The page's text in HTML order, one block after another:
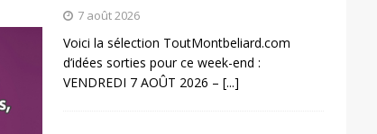
7 août 2026
Voici la sélection ToutMontbeliard.com
d’idées sorties pour ce week-end :
VENDREDI 7 AOÛT 2026 – [...]